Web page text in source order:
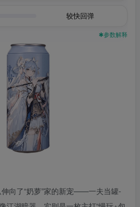
较快回弹
✱参数解释
向了“奶萝”家的新宠——一夫当罐-